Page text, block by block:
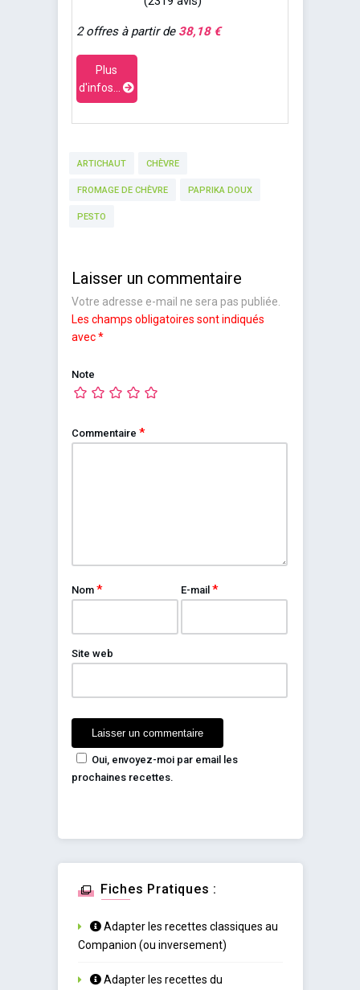
2 offres à partir de 38,18 €
Plus
d'infos...
ARTICHAUT CHÈVRE
FROMAGE DE CHÈVRE PAPRIKA DOUX
PESTO
Laisser un commentaire
Votre adresse e-mail ne sera pas publiée.
Les champs obligatoires sont indiqués
avec*
Note
Commentaire *
Nom * E-mail*
Site web
Oui, envoyez-moi par email les
prochaines recettes.
Fiches Pratiques :
Adapter les recettes classiques au
Companion (ou inversement)
Adapter les recettes du